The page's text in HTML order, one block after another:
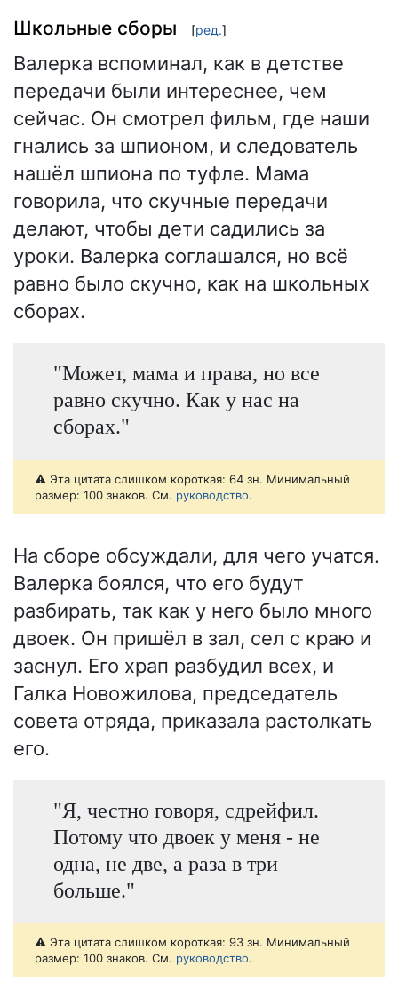
Школьные сборы [ред.]
Валерка вспоминал, как в детстве
передачи были интереснее, чем
сейчас. Он смотрел фильм, где наши
гнались за шпионом, и следователь
нашёл шпиона по туфле. Мама
говорила, что скучные передачи
делают, чтобы дети садились за
уроки. Валерка соглашался, но всё
равно было скучно, как на школьных
сборах.
"Может, мама и права, но все
равно скучно. Как у нас на
сборах."
⚠️ Эта цитата слишком короткая: 64 зн. Минимальный
размер: 100 знаков. См. руководство.
На сборе обсуждали, для чего учатся.
Валерка боялся, что его будут
разбирать, так как у него было много
двоек. Он пришёл в зал, сел с краю и
заснул. Его храп разбудил всех, и
Галка Новожилова, председатель
совета отряда, приказала растолкать
его.
"Я, честно говоря, сдрейфил.
Потому что двоек у меня - не
одна, не две, а раза в три
больше."
⚠️ Эта цитата слишком короткая: 93 зн. Минимальный
размер: 100 знаков. См. руководство.